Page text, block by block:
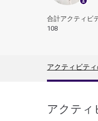
合計アクティビ
108
アクティビテ
アクティ